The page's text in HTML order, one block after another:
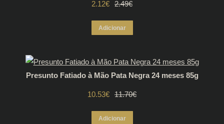
2.49€
O
era:
2.12€ O
é:
Adicionar
Presunto Fatiado à Mão Pata Negra 24 meses 85g
11.70€
O
10.53€ O
Adicionar